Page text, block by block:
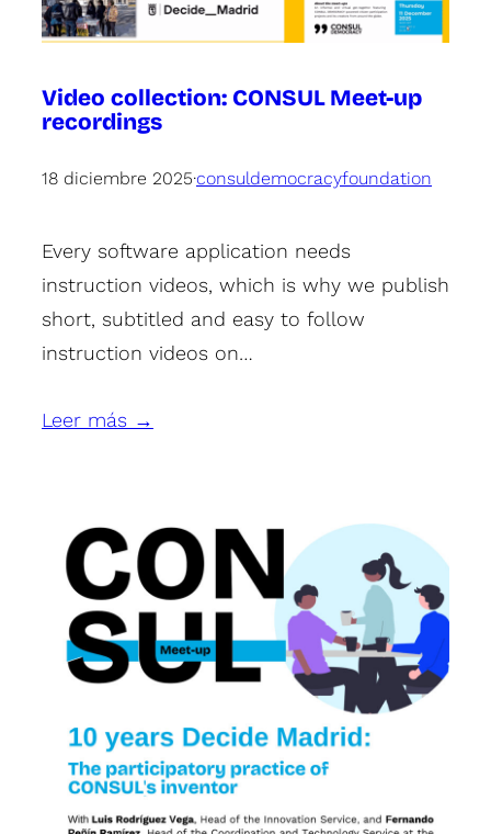
Video collection: CONSUL Meet-up
recordings
18 diciembre 2025·consuldemocracyfoundation
Every software application needs
instruction videos, which is why we publish
short, subtitled and easy to follow
instruction videos on…
Leer más →